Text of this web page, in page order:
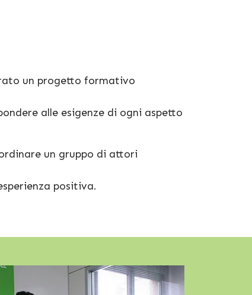
un progetto formativo
alle esigenze di ogni aspetto
un gruppo di attori
positiva.